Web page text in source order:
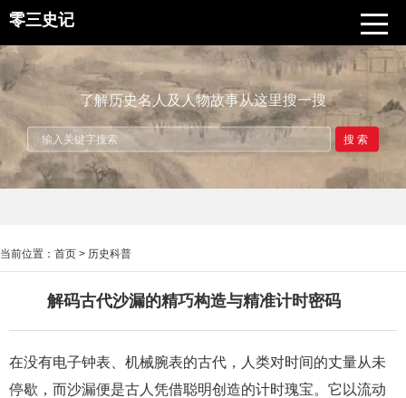
零三史记
了解历史名人及人物故事从这里搜一搜
搜索
当前位置： 首页 > 历史科普
解码古代沙漏的精巧构造与精准计时密码
在没有电子钟表、机械腕表的古代，人类对时间的丈量从未
停歇，而沙漏便是古人凭借聪明创造的计时瑰宝。它以流动